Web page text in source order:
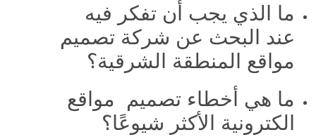
ما الذي يجب أن تفكر فيه
عند البحث عن شركة تصميم
مواقع المنطقة الشرقية؟
ما هي أخطاء تصميم مواقع
الكترونية الأكثر شيوعًا؟